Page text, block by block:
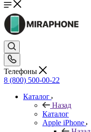
Телефоны
8 (800) 500-00-22
Каталог
Назад
Каталог
Apple iPhone